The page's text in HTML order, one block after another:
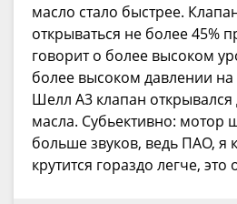
масло стало быстрее.
открываться не более 45%
говорит о более высоком
более высоком давлении на
Шелл А3 клапан открывался
масла. Субьективно: мотор
больше звуков, ведь ПАО, я
крутится гораздо легче,